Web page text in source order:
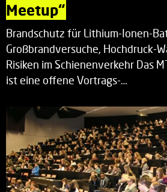
Meetup“
Brandschutz für Lithium-Ionen-
Großbrandversuche, Hochdruck-
Risiken im Schienenverkehr Das
ist eine offene Vortrags-…